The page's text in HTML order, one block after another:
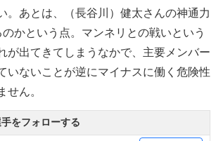
。あとは、（長谷川）健太さんの神通力
かという点。マンネリとの戦いという
が出てきてしまうなかで、主要メンバー
いないことが逆にマイナスに働く危険性
せん。
をフォローする